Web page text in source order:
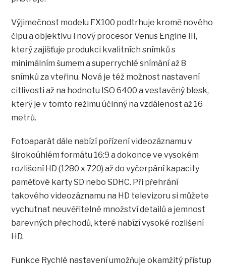
Výjimečnost modelu FX100 podtrhuje kromě nového
čipu a objektivu i nový procesor Venus Engine III,
který zajišťuje produkci kvalitních snímků s
minimálním šumem a superrychlé snímání až 8
snímků za vteřinu. Nová je též možnost nastavení
citlivosti až na hodnotu ISO 6400 a vestavěný blesk,
který je v tomto režimu účinný na vzdálenost až 16
metrů.
Fotoaparát dále nabízí pořízení videozáznamu v
širokoúhlém formátu 16:9 a dokonce ve vysokém
rozlišení HD (1280 x 720) až do vyčerpání kapacity
paměťové karty SD nebo SDHC. Při přehrání
takového videozáznamu na HD televizoru si můžete
vychutnat neuvěřitelné množství detailů a jemnost
barevných přechodů, které nabízí vysoké rozlišení
HD.
Funkce Rychlé nastavení umožňuje okamžitý přístup